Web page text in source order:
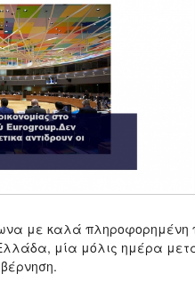
με καλά πληροφορημένη
μία μόλις ημέρα